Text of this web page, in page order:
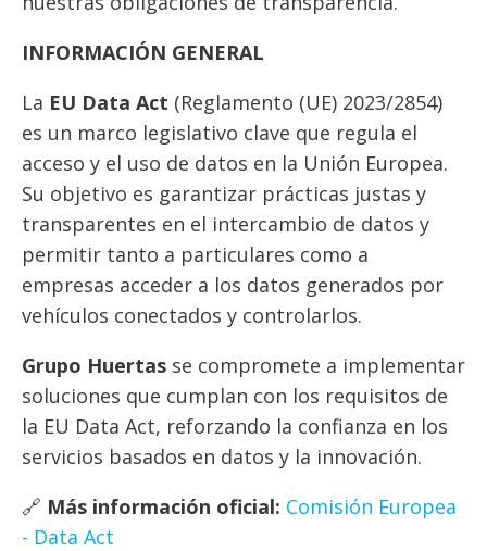
INFORMACIÓN GENERAL
La EU Data Act (Reglamento (UE) 2023/2854)
es un marco legislativo clave que regula el
acceso y el uso de datos en la Unión Europea.
Su objetivo es garantizar prácticas justas y
transparentes en el intercambio de datos y
permitir tanto a particulares como a
empresas acceder a los datos generados por
vehículos conectados y controlarlos.
Grupo Huertas se compromete a implementar
soluciones que cumplan con los requisitos de
la EU Data Act, reforzando la confianza en los
servicios basados en datos y la innovación.
🔗 Más información oficial: Comisión Europea
- Data Act